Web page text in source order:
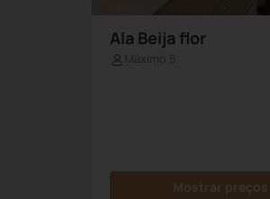
Ala Beija flor
Máximo 5
Mostrar preços